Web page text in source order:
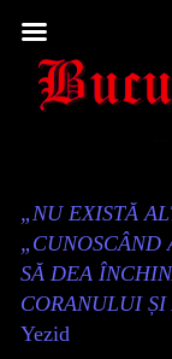
to
Content
Header
„NU EXISTĂ
„CUNOSCÂND
SĂ DEA
CORANULUI
Yezid